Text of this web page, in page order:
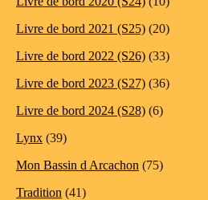
Livre de bord 2021 (S25) (20)
Livre de bord 2022 (S26) (33)
Livre de bord 2023 (S27) (36)
Livre de bord 2024 (S28) (6)
Lynx (39)
Mon Bassin d Arcachon (75)
Tradition (41)